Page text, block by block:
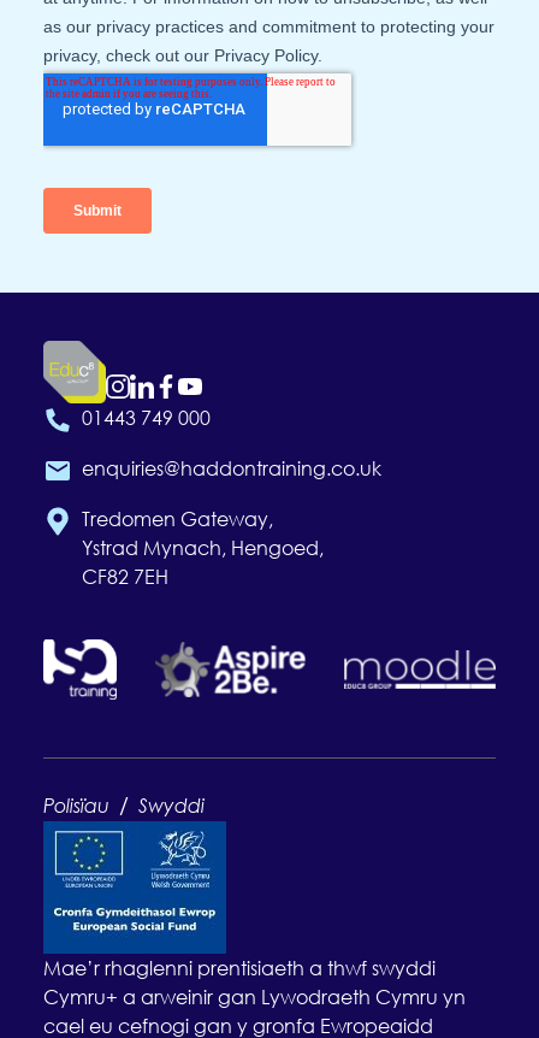
01443 749 000
enquiries@haddontraining.co.uk
Tredomen Gateway,
Ystrad Mynach, Hengoed,
CF82 7EH
Mae’r rhaglenni prentisiaeth a thwf swyddi
Cymru+ a arweinir gan Lywodraeth Cymru yn
cael eu cefnogi gan y gronfa Ewropeaidd
Polisïau / Swyddi